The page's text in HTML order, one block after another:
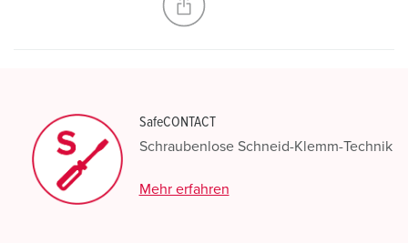
SafeCONTACT
Schraubenlose Schneid-Klemm-Technik
Mehr erfahren